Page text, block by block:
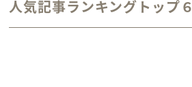
2月 アメシスト 10月 トルマリン 12月 タンザナイト
人気記事ランキングトップ６